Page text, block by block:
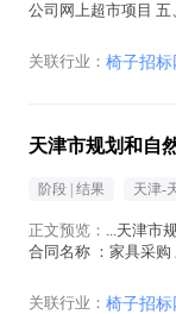
公司网上超市项目
关联行业： 椅子招标
天津市规划和自
阶段 | 结果 天津-
正文预览： ...天津市
合同名称 ：家具采
关联行业： 椅子招标